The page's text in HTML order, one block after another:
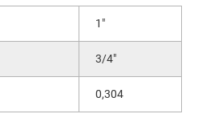
1"
3/4"
0,304